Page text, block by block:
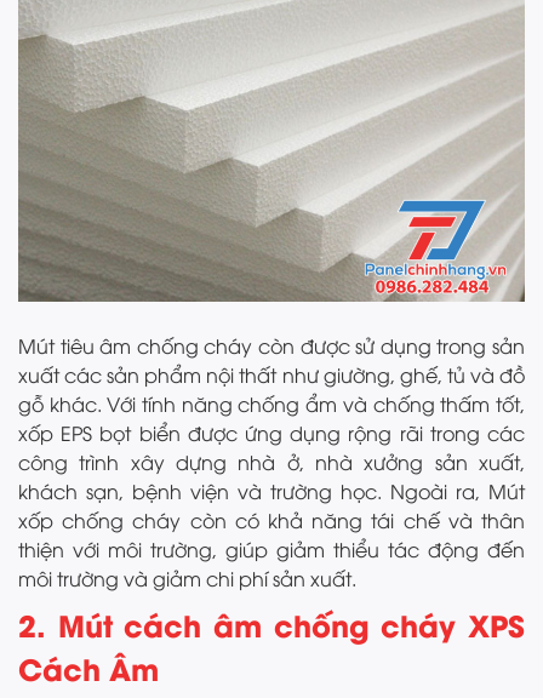
Mút tiêu âm chống cháy còn được sử dụng trong sản
xuất các sản phẩm nội thất như giường, ghế, tủ và đồ
gỗ khác. Với tính năng chống ẩm và chống thấm tốt,
xốp EPS bọt biển được ứng dụng rộng rãi trong các
công trình xây dựng nhà ở, nhà xưởng sản xuất,
khách sạn, bệnh viện và trường học. Ngoài ra, Mút
xốp chống cháy còn có khả năng tái chế và thân
thiện với môi trường, giúp giảm thiểu tác động đến
môi trường và giảm chi phí sản xuất.
2. Mút cách âm chống cháy XPS
Cách Âm